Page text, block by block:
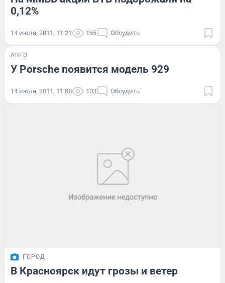
0,12%
14 июля, 2011, 11:21 155 Обсудить
АВТО
У Porsche появится модель 929
14 июля, 2011, 11:08 103 Обсудить
ГОРОД
В Красноярск идут грозы и ветер